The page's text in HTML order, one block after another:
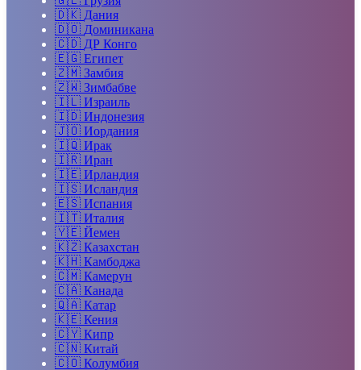
🇩🇰 Дания
🇩🇴 Доминикана
🇨🇩 ДР Конго
🇪🇬 Египет
🇿🇲 Замбия
🇿🇼 Зимбабве
🇮🇱 Израиль
🇮🇩 Индонезия
🇯🇴 Иордания
🇮🇶 Ирак
🇮🇷 Иран
🇮🇪 Ирландия
🇮🇸 Исландия
🇪🇸 Испания
🇮🇹 Италия
🇾🇪 Йемен
🇰🇿 Казахстан
🇰🇭 Камбоджа
🇨🇲 Камерун
🇨🇦 Канада
🇶🇦 Катар
🇰🇪 Кения
🇨🇾 Кипр
🇨🇳 Китай
🇨🇴 Колумбия